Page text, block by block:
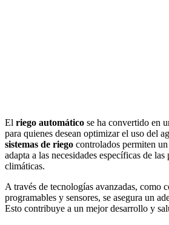
El riego automático se ha convertido en
para quienes desean optimizar el uso del
sistemas de riego controlados permiten
adapta a las necesidades específicas de
climáticas.
A través de tecnologías avanzadas, como
programables y sensores, se asegura un
Esto contribuye a un mejor desarrollo y